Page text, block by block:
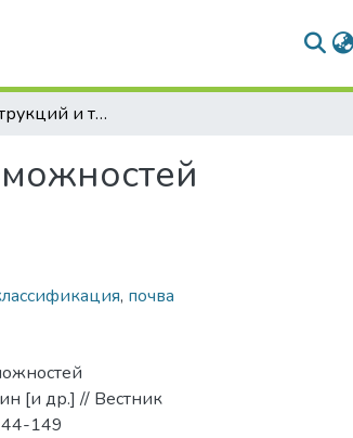
Анализ конструкций и технологических возможностей почвообрабатывающих катков
, почва
[и др.] // Вестник
149